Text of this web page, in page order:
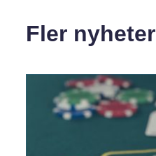
Fler nyheter